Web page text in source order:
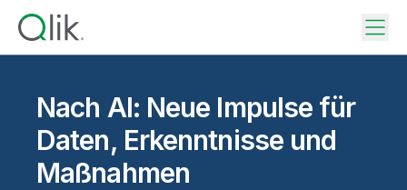
Nach AI: Neue Impulse für
Daten, Erkenntnisse und
Maßnahmen